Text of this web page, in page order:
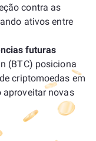
contra as
ativos entre
futuras
(BTC) posiciona
criptomoedas em
novas